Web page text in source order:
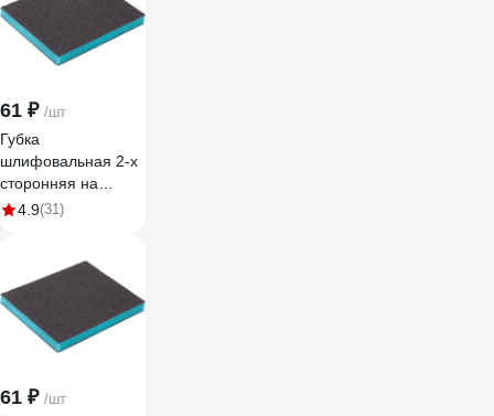
120x98x13 мм,
P150 Hanko sp-
pad_bl120981315
61 ₽ /шт
Губка
шлифовальная 2-х
сторонняя на
мягкой
Pads Blue
120x98x13 мм,
P220 Hanko sp-
pad_bl120981322
4.9(31)
61 ₽ /шт